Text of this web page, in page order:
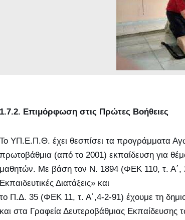
1.7.2. Επιμόρφωση στις Πρώτες Βοήθειες
Το ΥΠ.Ε.Π.Θ. έχει θεσπίσει τα προγράμματα
πρωτοβάθμια (από το 2001) εκπαίδευση για
μαθητών. Με βάση τον Ν. 1894 (ΦΕΚ 110, τ. Α΄,
Εκπαιδευτικές Διατάξεις» και
το Π.Δ. 35 (ΦΕΚ 11, τ. Α΄,4-2-91) έχουμε τη
και στα Γραφεία Δευτεροβάθμιας Εκπαίδευσης